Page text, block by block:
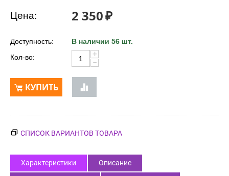
Цена: 2 350₽
Доступность:
В наличии 56 шт.
Кол-во:
+
−
КУПИТЬ
СПИСОК ВАРИАНТОВ ТОВАРА
Характеристики Описание